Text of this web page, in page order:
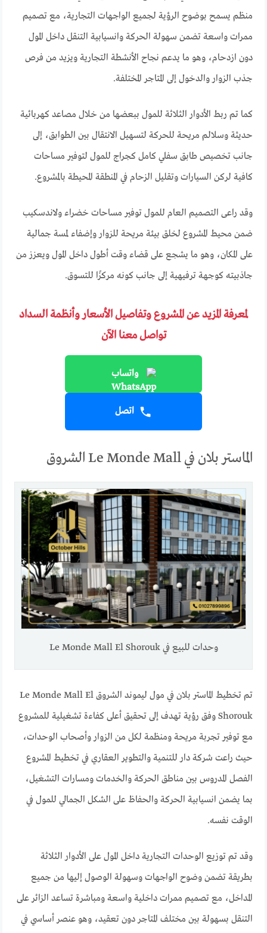
منظم يسمح بوضوح الرؤية لجميع الواجهات التجارية، مع تصميم
ممرات واسعة تضمن سهولة الحركة وانسيابية التنقل داخل المول
دون ازدحام، وهو ما يدعم نجاح الأنشطة التجارية ويزيد من فرص
جذب الزوار والدخول إلى المتاجر المختلفة.
كما تم ربط الأدوار الثلاثة للمول ببعضها من خلال مصاعد كهربائية
حديثة وسلالم مريحة للحركة لتسهيل الانتقال بين الطوابق، إلى
جانب تخصيص طابق سفلي كامل كجراج للمول لتوفير مساحات
كافية لركن السيارات وتقليل الزحام في المنطقة المحيطة بالمشروع.
وقد راعى التصميم العام للمول توفير مساحات خضراء ولاندسكيب
ضمن محيط المشروع لخلق بيئة مريحة للزوار وإضفاء لمسة جمالية
على المكان، وهو ما يشجع على قضاء وقت أطول داخل المول ويعزز من
جاذبيته كوجهة ترفيهية إلى جانب كونه مركزًا للتسوق.
لمعرفة المزيد عن المشروع وتفاصيل الأسعار وأنظمة السداد
تواصل معنا الآن
واتساب
اتصل
الماستر بلان في Le Monde Mall الشروق
وحدات للبيع في Le Monde Mall El Shorouk
تم تخطيط الماستر بلان في مول ليموند الشروق Le Monde Mall El
Shorouk وفق رؤية تهدف إلى تحقيق أعلى كفاءة تشغيلية للمشروع
مع توفير تجربة مريحة ومنظمة لكل من الزوار وأصحاب الوحدات،
حيث راعت شركة دار للتنمية والتطوير العقاري في تخطيط المشروع
الفصل المدروس بين مناطق الحركة والخدمات ومسارات التشغيل،
بما يضمن انسيابية الحركة والحفاظ على الشكل الجمالي للمول في
الوقت نفسه.
وقد تم توزيع الوحدات التجارية داخل المول على الأدوار الثلاثة
بطريقة تضمن وضوح الواجهات وسهولة الوصول إليها من جميع
المداخل، مع تصميم ممرات داخلية واسعة ومباشرة تساعد الزائر على
التنقل بسهولة بين مختلف المتاجر دون تعقيد، وهو عنصر أساسي في